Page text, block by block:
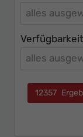
alles
alles
12357